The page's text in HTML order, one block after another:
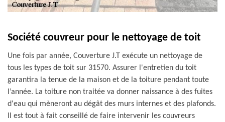
Société couvreur pour le nettoyage de toit
Une fois par année, Couverture J.T exécute un nettoyage de
tous les types de toit sur 31570. Assurer l'entretien du toit
garantira la tenue de la maison et de la toiture pendant toute
l’année. La toiture non traitée va donner naissance à des fuites
d'eau qui mèneront au dégât des murs internes et des plafonds.
Il est tout à fait conseillé de faire intervenir les couvreurs